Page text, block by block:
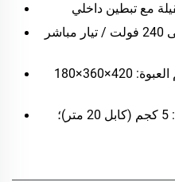
مع تبطين داخلي
: تيار متناوب 100 فولت إلى 240 فولت / تيار مباشر
: الكاميرا: 23×17 مم؛ حجم العبوة: 420×360×180
: وزن لوحة التوزيع الصافي: 5 كجم (كابل 20 متر)؛